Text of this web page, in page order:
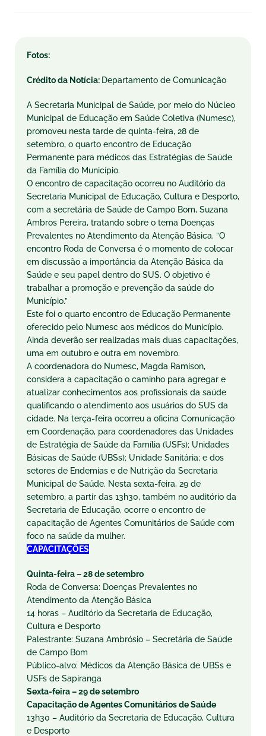
Fotos:
Crédito da Notícia: Departamento de Comunicação
A Secretaria Municipal de Saúde, por meio do Núcleo
Municipal de Educação em Saúde Coletiva (Numesc),
promoveu nesta tarde de quinta-feira, 28 de
setembro, o quarto encontro de Educação
Permanente para médicos das Estratégias de Saúde
da Família do Município.
O encontro de capacitação ocorreu no Auditório da
Secretaria Municipal de Educação, Cultura e Desporto,
com a secretária de Saúde de Campo Bom, Suzana
Ambros Pereira, tratando sobre o tema Doenças
Prevalentes no Atendimento da Atenção Básica. ”O
encontro Roda de Conversa é o momento de colocar
em discussão a importância da Atenção Básica da
Saúde e seu papel dentro do SUS. O objetivo é
trabalhar a promoção e prevenção da saúde do
Município.”
Este foi o quarto encontro de Educação Permanente
oferecido pelo Numesc aos médicos do Município.
Ainda deverão ser realizadas mais duas capacitações,
uma em outubro e outra em novembro.
A coordenadora do Numesc, Magda Ramison,
considera a capacitação o caminho para agregar e
atualizar conhecimentos aos profissionais da saúde
qualificando o atendimento aos usuários do SUS da
cidade. Na terça-feira ocorreu a oficina Comunicação
em Coordenação, para coordenadores das Unidades
de Estratégia de Saúde da Família (USFs); Unidades
Básicas de Saúde (UBSs); Unidade Sanitária; e dos
setores de Endemias e de Nutrição da Secretaria
Municipal de Saúde. Nesta sexta-feira, 29 de
setembro, a partir das 13h30, também no auditório da
Secretaria de Educação, ocorre o encontro de
capacitação de Agentes Comunitários de Saúde com
foco na saúde da mulher.
CAPACITAÇÕES
Quinta-feira – 28 de setembro
Roda de Conversa: Doenças Prevalentes no
Atendimento da Atenção Básica
14 horas – Auditório da Secretaria de Educação,
Cultura e Desporto
Palestrante: Suzana Ambrósio – Secretária de Saúde
de Campo Bom
Público-alvo: Médicos da Atenção Básica de UBSs e
USFs de Sapiranga
Sexta-feira – 29 de setembro
Capacitação de Agentes Comunitários de Saúde
13h30 – Auditório da Secretaria de Educação, Cultura
e Desporto